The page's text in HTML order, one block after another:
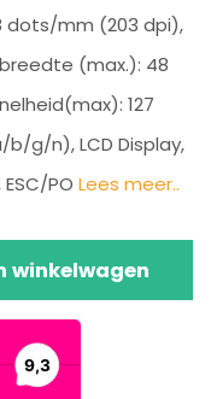
dots/mm (203 dpi),
(max.): 48
127
b/g/n), LCD Display,
PO Lees meer..
winkelwagen